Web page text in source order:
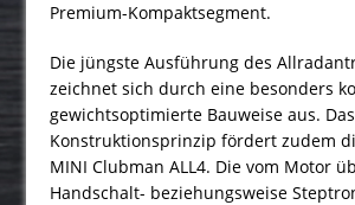
Premium-Kompaktsegment.
Die jüngste Ausführung des
zeichnet sich durch eine besonders
gewichtsoptimierte Bauweise aus.
Konstruktionsprinzip fördert zudem
MINI Clubman ALL4. Die vom Motor
Handschalt- beziehungsweise